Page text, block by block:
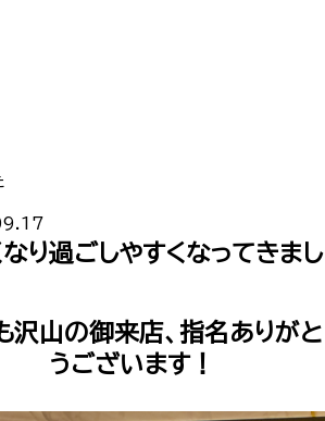
Gravure グラビア
り過ごしやすくなってきまし
沢山の御来店、指名ありがと
うございます！